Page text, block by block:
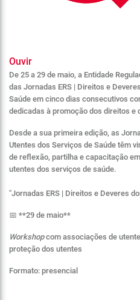
Ouvir
De 25 a 29 de maio, a Entidade
das Jornadas ERS | Direitos e
Saúde em cinco dias consecutivos
dedicadas à promoção dos direitos e
Desde a sua primeira edição, as
Utentes dos Serviços de Saúde têm
de reflexão, partilha e capacitação
utentes dos serviços de saúde.
"Jornadas ERS | Direitos e Deveres
📅 **29 de maio**
Workshopcom associações de
proteção dos utentes
Formato: presencial